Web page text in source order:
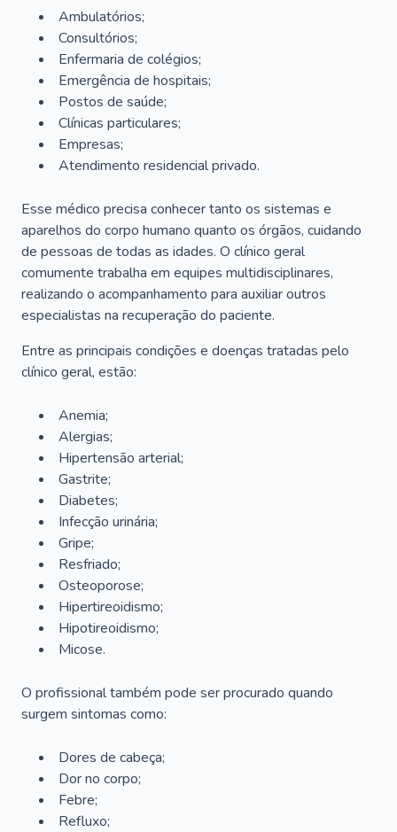
Ambulatórios;
Consultórios;
Enfermaria de colégios;
Emergência de hospitais;
Postos de saúde;
Clínicas particulares;
Empresas;
Atendimento residencial privado.
Esse médico precisa conhecer tanto os sistemas e
aparelhos do corpo humano quanto os órgãos, cuidando
de pessoas de todas as idades. O clínico geral
comumente trabalha em equipes multidisciplinares,
realizando o acompanhamento para auxiliar outros
especialistas na recuperação do paciente.
Entre as principais condições e doenças tratadas pelo
clínico geral, estão:
Anemia;
Alergias;
Hipertensão arterial;
Gastrite;
Diabetes;
Infecção urinária;
Gripe;
Resfriado;
Osteoporose;
Hipertireoidismo;
Hipotireoidismo;
Micose.
O profissional também pode ser procurado quando
surgem sintomas como:
Dores de cabeça;
Dor no corpo;
Febre;
Refluxo;